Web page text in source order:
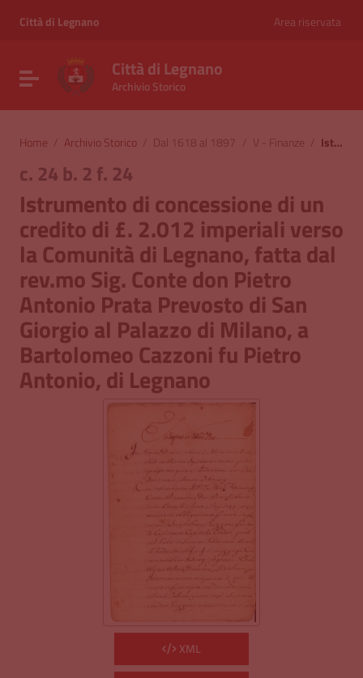
Vai al menu di navigazione
Città di Legnano Area riservata
Attiva / disattiva la navigazione
Città di Legnano
Archivio Storico
Home / Archivio Storico / Dal 1618 al 1897 / V - Finanze / Istrumento di concessione di un credito di £. 2.012 imperiali verso la Comunità di Legnano, fatta dal rev.mo Sig. Conte don Pietro Antonio Prata Prevosto di San Giorgio al Palazzo di Milano, a Bartolomeo Cazzoni fu Pietro Antonio, di Legnano
c. 24 b. 2 f. 24
Istrumento di concessione di un
credito di £. 2.012 imperiali verso
la Comunità di Legnano, fatta dal
rev.mo Sig. Conte don Pietro
Antonio Prata Prevosto di San
Giorgio al Palazzo di Milano, a
Bartolomeo Cazzoni fu Pietro
Antonio, di Legnano
XML